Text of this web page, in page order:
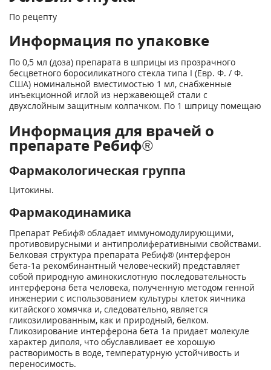
По рецепту
Информация по упаковке
По 0,5 мл (доза) препарата в шприцы из прозрачного
бесцветного боросиликатного стекла типа I (Евр. Ф. / Ф.
США) номинальной вместимостью 1 мл, снабженные
инъекционной иглой из нержавеющей стали с
двухслойным защитным колпачком. По 1 шприцу помещаю
Информация для врачей о
препарате Ребиф®
Фармакологическая группа
Цитокины.
Фармакодинамика
Препарат Ребиф® обладает иммуномодулирующими,
противовирусными и антипролиферативными свойствами.
Белковая структура препарата Ребиф® (интерферон
бета-1а рекомбинантный человеческий) представляет
собой природную аминокислотную последовательность
интерферона бета человека, полученную методом генной
инженерии с использованием культуры клеток яичника
китайского хомячка и, следовательно, является
гликозилированным, как и природный, белком.
Гликозирование интерферона бета 1а придает молекуле
характер диполя, что обуславливает ее хорошую
растворимость в воде, температурную устойчивость и
переносимость.